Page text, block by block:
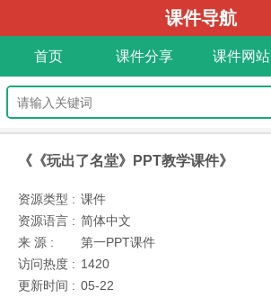
课件导航
首页 课件分享 课件网站
《《玩出了名堂》PPT教学课件》
资源类型 : 课件
资源语言 : 简体中文
来 源 :
第一PPT课件
访问热度 : 1420
更新时间 : 05-22